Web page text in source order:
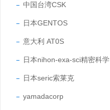
中国台湾CSK
日本GENTOS
意大利 AT0S
日本nihon-exa-sci精密科学
日本seric索莱克
yamadacorp